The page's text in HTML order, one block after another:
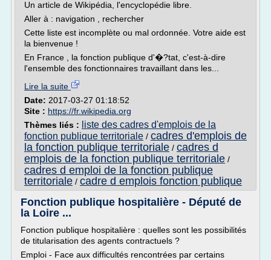
Un article de Wikipédia, l'encyclopédie libre.
Aller à : navigation , rechercher
Cette liste est incomplète ou mal ordonnée. Votre aide est
la bienvenue !
En France , la fonction publique d'�?tat, c'est-à-dire
l'ensemble des fonctionnaires travaillant dans les...
Lire la suite
Date: 2017-03-27 01:18:52
Site : https://fr.wikipedia.org
Thèmes liés :
liste des cadres d'emplois de la
fonction publique territoriale / cadres d'emplois de
la fonction publique territoriale / cadres d
emplois de la fonction publique territoriale /
cadres d emploi de la fonction publique
territoriale / cadre d emplois fonction publique
Fonction publique hospitalière - Député de
la Loire ...
Fonction publique hospitalière : quelles sont les possibilités
de titularisation des agents contractuels ?
Emploi - Face aux difficultés rencontrées par certains